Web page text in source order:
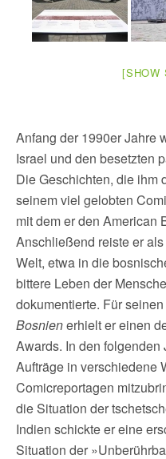
[SHOW
Anfang der 1990er Jahre
Israel und den besetzten
Die Geschichten, die ihm
seinem viel gelobten
mit dem er den American
Anschließend reiste er
Welt, etwa in die
bittere Leben der
dokumentierte. Für
Bosnienerhielt er einen
Awards. In den
Aufträge in verschiedene
Comicreportagen
die Situation der
Indien schickte er eine
Situation der